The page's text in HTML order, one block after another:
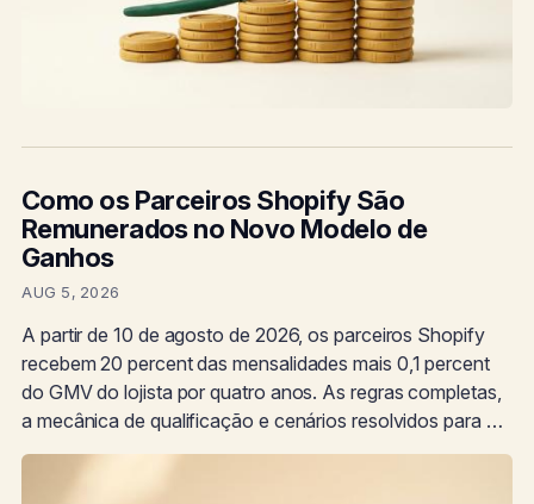
Como os Parceiros Shopify São
Remunerados no Novo Modelo de
Ganhos
AUG 5, 2026
A partir de 10 de agosto de 2026, os parceiros Shopify
recebem 20 percent das mensalidades mais 0,1 percent
do GMV do lojista por quatro anos. As regras completas,
a mecânica de qualificação e cenários resolvidos para …